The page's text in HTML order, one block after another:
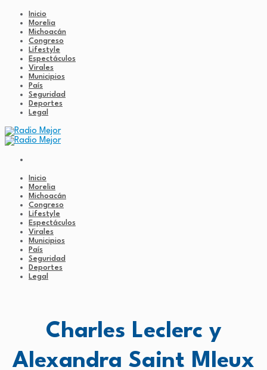
Inicio
Morelia
Michoacán
Congreso
Lifestyle
Espectáculos
Virales
Municipios
País
Seguridad
Deportes
Legal
Inicio
Morelia
Michoacán
Congreso
Lifestyle
Espectáculos
Virales
Municipios
País
Seguridad
Deportes
Legal
Charles Leclerc y
Alexandra Saint Mleux